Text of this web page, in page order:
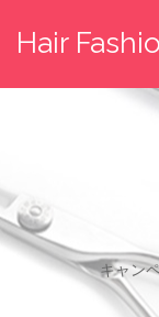
Hair
キャン